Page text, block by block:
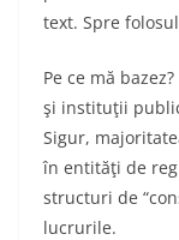
text. Spre
Pe ce mă
şi instituţii
Sigur,
în entităţi de
structuri de
lucrurile.